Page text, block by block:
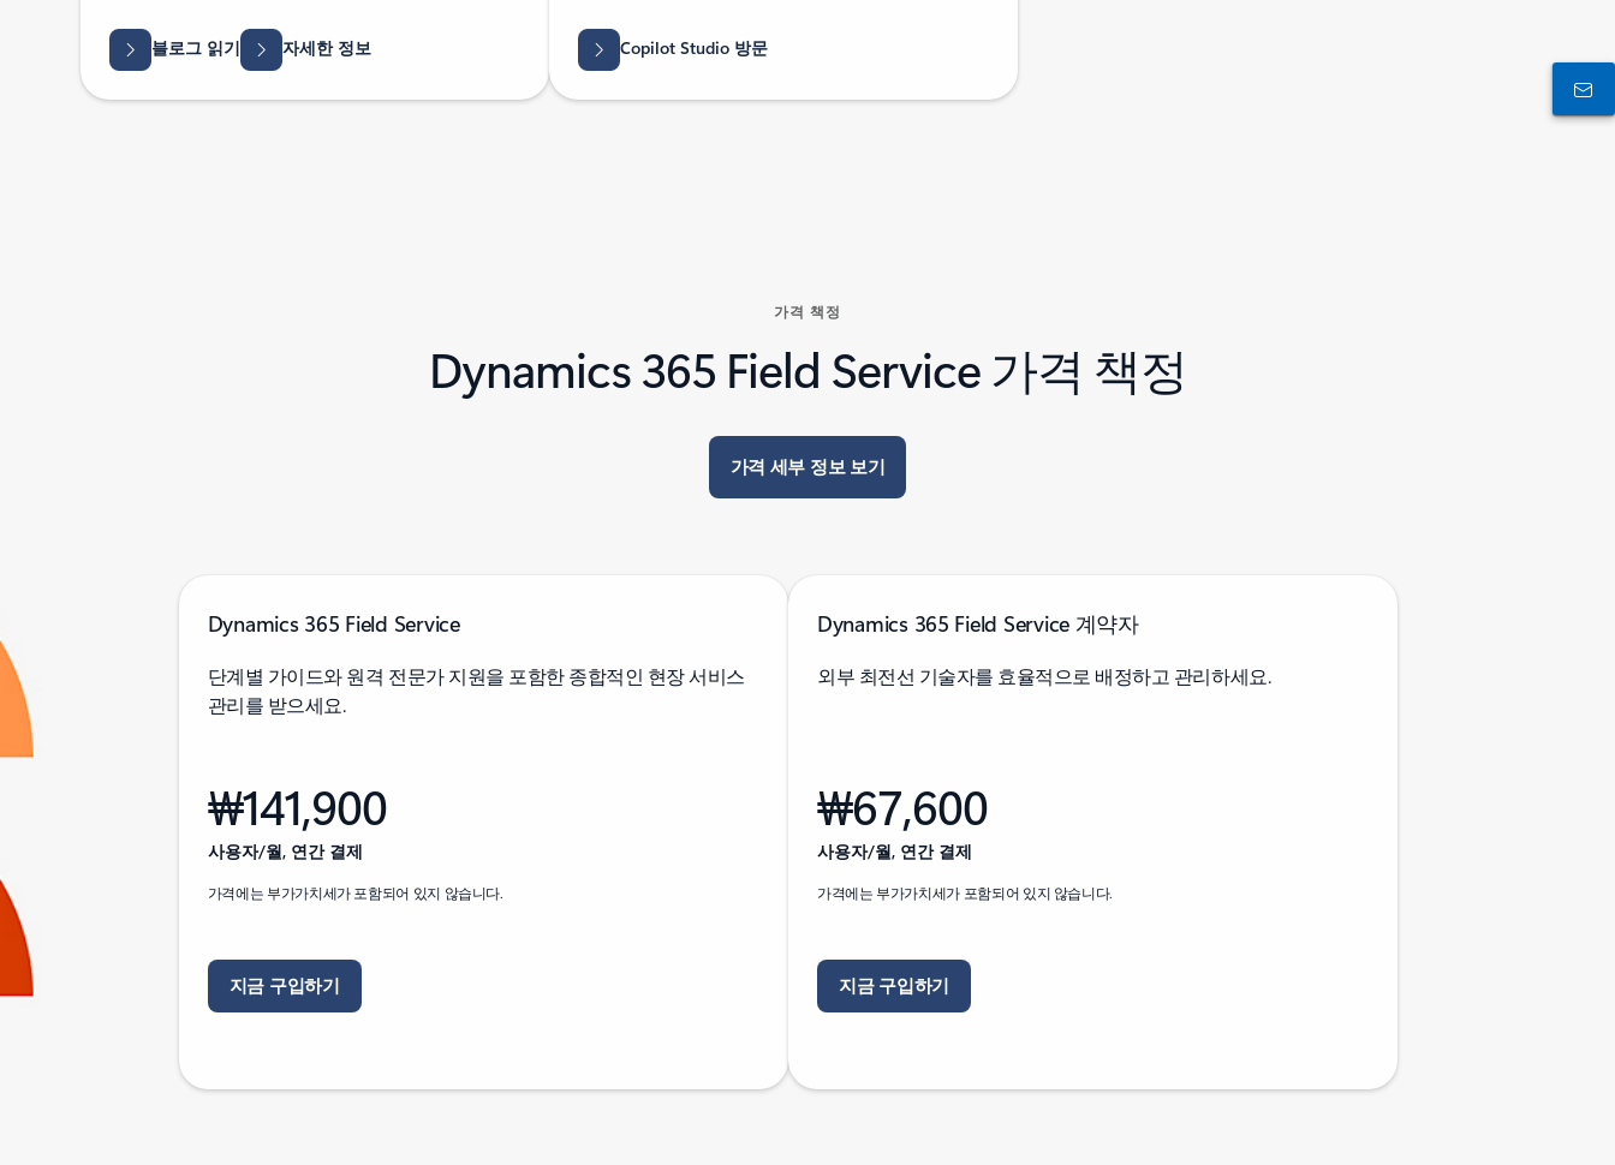
블로그 읽기 자세한 정보 Copilot Studio 방문
가격 책정
Dynamics 365 Field Service 가격 책정
가격 세부 정보 보기
Dynamics 365 Field Service
단계별 가이드와 원격 전문가 지원을 포함한 종합적인 현장 서비스
관리를 받으세요.
₩141,900
사용자/월, 연간 결제
가격에는 부가가치세가 포함되어 있지 않습니다.
지금 구입하기
Dynamics 365 Field Service 계약자
외부 최전선 기술자를 효율적으로 배정하고 관리하세요.
₩67,600
사용자/월, 연간 결제
가격에는 부가가치세가 포함되어 있지 않습니다.
지금 구입하기